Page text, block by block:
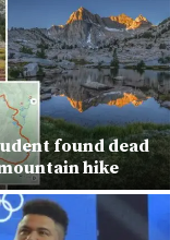
found dead
hike